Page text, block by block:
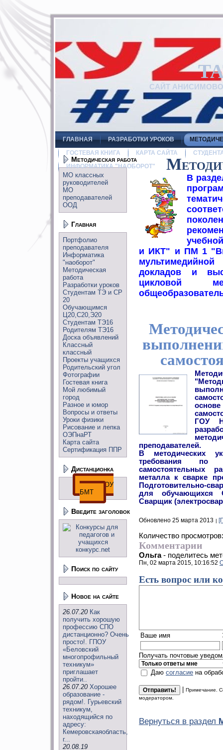
САЙТ
ГЛАВНАЯ РАЗРАБОТКИ УРОКОВ
ГОСТЕВАЯ КНИГА
КАРТА САЙТА
ИНФОРМАТИКА "НАОБОРОТ"
Методическая работа
МО классных
руководителей
МО
преподавателей
ООД
Главная
Портфолио
преподавателя
Информатика
"наоборот"
Методическая
работа
Разработки уроков
Студентам ТЭ и СР
20
Обучающимся
Ц20,С20,Э20
Студентам ТЭ16
Родителям ТЭ16
Доска объявлений
Классный
классный
Проекты учащихся
Родительский угол
Фотографии
Гостевая книга
Мой любимый
город
Разное и юмор
Вопросы и ответы
Уроки физики
Рисование и лепка
ОЭПнаРТ
Карта сайта
Сертификация ППР
Дистанционка
ДО ГПОУ
БМТ
Введите заголовок
Поиск по сайту
Новое на сайте
26.07.20 Как
получить хорошую
профессию СПО
дистанционно? Очень
просто!. ГПОУ
«Беловский
многопрофильный
техникум»
приглашает
пройти..
26.07.20 Хорошее
образование -
рядом!. Гурьевский
техникум,
находящийся по
адресу:
Кемеровскаяобласть,
г...
20.08.19
В
и ИКТ" и ПМ 1
докладов и
цикловой
ГОУ
преподавателей.
В методических
требования по
самостоятельных
металла к сварке
Подготовительно­-
для обучающихся
Сварщик
Обновлено 25 марта 2013
Количество
Комментарии
Ольга- поделитесь
Пн, 02 марта 2015, 10:16:52
Есть вопрос или
Ваше имя
Получать почтовые
Даю согласие на
Примечание.
модератором.
Вернуться в раздел